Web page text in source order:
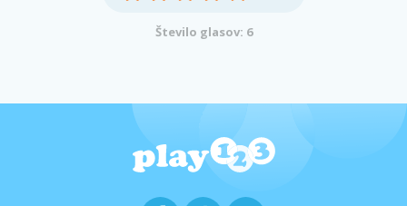
Število glasov: 6